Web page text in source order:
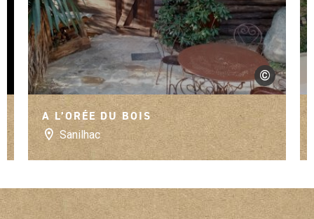
©
Denis
A L’ORÉE DU BOIS
Sanilhac